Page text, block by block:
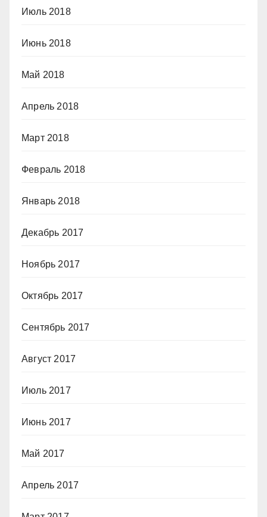
Июль 2018
Июнь 2018
Май 2018
Апрель 2018
Март 2018
Февраль 2018
Январь 2018
Декабрь 2017
Ноябрь 2017
Октябрь 2017
Сентябрь 2017
Август 2017
Июль 2017
Июнь 2017
Май 2017
Апрель 2017